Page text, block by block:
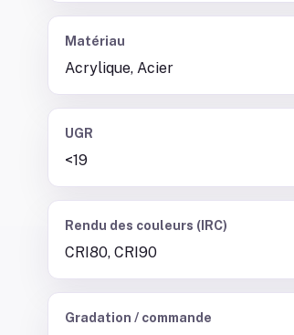
Matériau
Acrylique, Acier
UGR
<19
Rendu des couleurs (IRC)
CRI80, CRI90
Gradation / commande